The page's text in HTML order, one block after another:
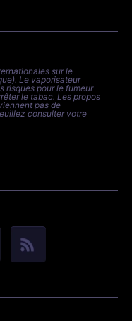
sur le
Le vaporisateur
risques pour le fumeur
le tabac. Les propos
pas de
consulter votre